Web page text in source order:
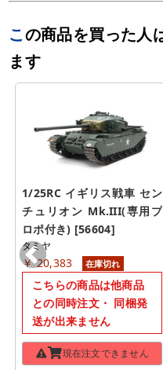
この商品を買った人はこんな商品も買ってい
ます
1/25RC イギリス戦車 セン
チュリオン Mk.III(専用プ
ロポ付き) [56604]
タミヤ
￥ 20,383 在庫切れ
こちらの商品は他商品
との同時注文・ 同梱発
送が出来ません
現在注文できません